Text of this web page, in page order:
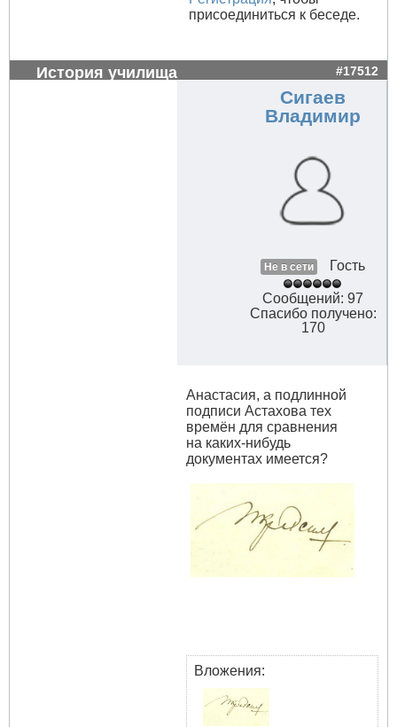
присоединиться к беседе.
История училища #17512
Сигаев
Владимир
Не в сети Гость
Сообщений: 97
Спасибо получено:
170
Анастасия, а подлинной
подписи Астахова тех
времён для сравнения
на каких-нибудь
документах имеется?
Вложения: